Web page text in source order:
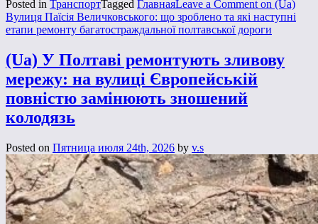
Posted in ТранспортTagged ГлавнаяLeave a Comment on (Ua)
Вулиця Паїсія Величковського: що зроблено та які наступні
етапи ремонту багатостраждальної полтавської дороги
(Ua) У Полтаві ремонтують зливову
мережу: на вулиці Європейській
повністю замінюють зношений
колодязь
Posted on Пятница июля 24th, 2026 by v.s